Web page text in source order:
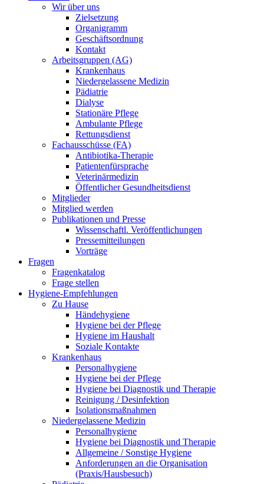
Wir über uns
Zielsetzung
Organigramm
Geschäftsordnung
Kontakt
Arbeitsgruppen (AG)
Krankenhaus
Niedergelassene Medizin
Pädiatrie
Dialyse
Stationäre Pflege
Ambulante Pflege
Rettungsdienst
Fachausschüsse (FA)
Antibiotika-Therapie
Patientenfürsprache
Veterinärmedizin
Öffentlicher Gesundheitsdienst
Mitglieder
Mitglied werden
Publikationen und Presse
Wissenschaftl. Veröffentlichungen
Pressemitteilungen
Vorträge
Fragen
Fragenkatalog
Frage stellen
Hygiene-Empfehlungen
Zu Hause
Händehygiene
Hygiene bei der Pflege
Hygiene im Haushalt
Soziale Kontakte
Krankenhaus
Personalhygiene
Hygiene bei der Pflege
Hygiene bei Diagnostik und Therapie
Reinigung / Desinfektion
Isolationsmaßnahmen
Niedergelassene Medizin
Personalhygiene
Hygiene bei Diagnostik und Therapie
Allgemeine / Sonstige Hygiene
Anforderungen an die Organisation
(Praxis/Hausbesuch)